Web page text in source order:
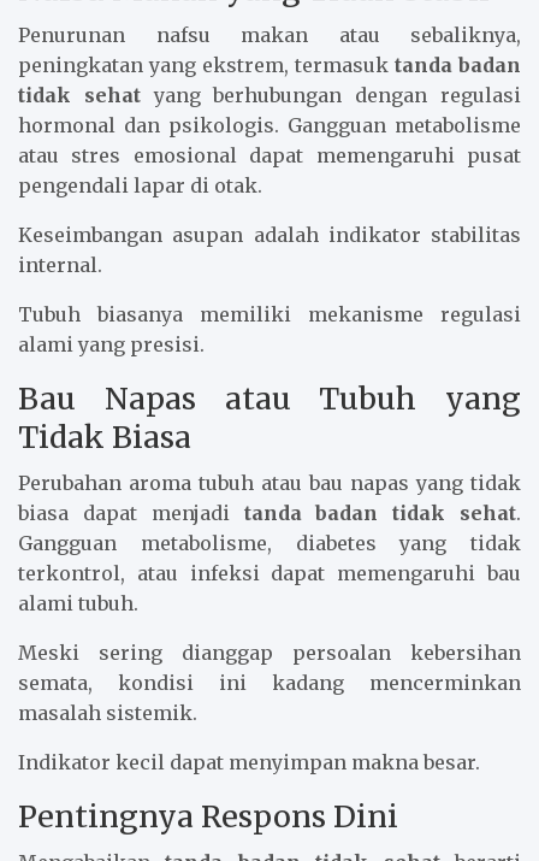
Penurunan nafsu makan atau sebaliknya,
peningkatan yang ekstrem, termasuk tanda badan
tidak sehatyang berhubungan dengan regulasi
hormonal dan psikologis. Gangguan metabolisme
atau stres emosional dapat memengaruhi pusat
pengendali lapar di otak.
Keseimbangan asupan adalah indikator stabilitas
internal.
Tubuh biasanya memiliki mekanisme regulasi
alami yang presisi.
Bau Napas atau Tubuh yang
Tidak Biasa
Perubahan aroma tubuh atau bau napas yang tidak
biasa dapat menjadi tanda badan tidak sehat.
Gangguan metabolisme, diabetes yang tidak
terkontrol, atau infeksi dapat memengaruhi bau
alami tubuh.
Meski sering dianggap persoalan kebersihan
semata, kondisi ini kadang mencerminkan
masalah sistemik.
Indikator kecil dapat menyimpan makna besar.
Pentingnya Respons Dini